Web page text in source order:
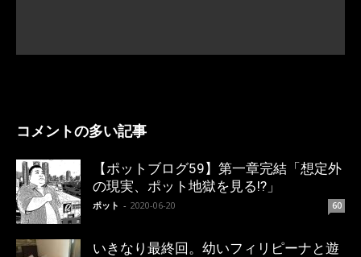
コメントの多い記事
【ポットブログ59】第一章完結「想定外
の現実、ポット地獄を見る!?」
ポット - 2020-06-20 60
いきなり最終回。幼いフィリピーナと遊